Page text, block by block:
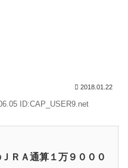
2018.01.22
ID:CAP_USER9.net
ＲＡ通算１万９０００